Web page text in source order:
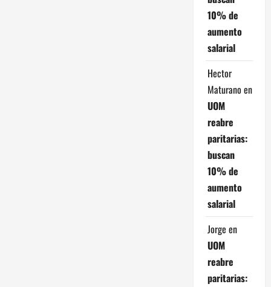
10% de
aumento
salarial
Hector
Maturano en
UOM
reabre
paritarias:
buscan
10% de
aumento
salarial
Jorge en
UOM
reabre
paritarias: